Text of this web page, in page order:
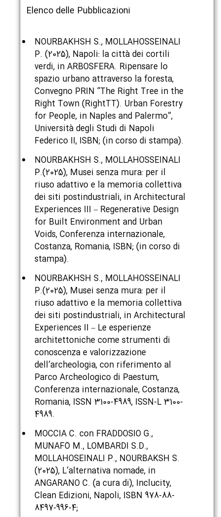
Elenco delle Pubblicazioni
NOURBAKHSH S., MOLLAHOSSEINALI
P. (2025), Napoli: la città dei cortili
verdi, in ARBOSFERA. Ripensare lo
spazio urbano attraverso la foresta,
Convegno PRIN “The Right Tree in the
Right Town (RightTT). Urban Forestry
for People, in Naples and Palermo”,
Università degli Studi di Napoli
Federico II, ISBN; (in corso di stampa).
NOURBAKHSH S., MOLLAHOSSEINALI
P.(2025), Musei senza mura: per il
riuso adattivo e la memoria collettiva
dei siti postindustriali, in Architectural
Experiences III – Regenerative Design
for Built Environment and Urban
Voids, Conferenza internazionale,
Costanza, Romania, ISBN; (in corso di
stampa).
NOURBAKHSH S., MOLLAHOSSEINALI
P.(2025), Musei senza mura: per il
riuso adattivo e la memoria collettiva
dei siti postindustriali, in Architectural
Experiences II – Le esperienze
architettoniche come strumenti di
conoscenza e valorizzazione
dell’archeologia, con riferimento al
Parco Archeologico di Paestum,
Conferenza internazionale, Costanza,
Romania, ISSN 3100-4989, ISSN-L 3100-
4989.
MOCCIA C. con FRADDOSIO G.,
MUNAFÒ M., LOMBARDI S.D.,
MOLLAHOSEINALI P., NOURBAKSH S.
(2025), L’alternativa nomade, in
ANGARANO C. (a cura di), Inclucity,
Clean Edizioni, Napoli, ISBN 978-88-
8497-996-4;
نام و نام خانوادگی : *
تلفن همراه : *
شماره واتس‌اپ : *